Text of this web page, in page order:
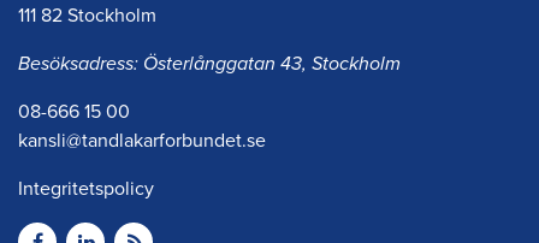
111 82 Stockholm
Besöksadress: Österlånggatan 43, Stockholm
08-666 15 00
kansli@tandlakarforbundet.se
Integritetspolicy